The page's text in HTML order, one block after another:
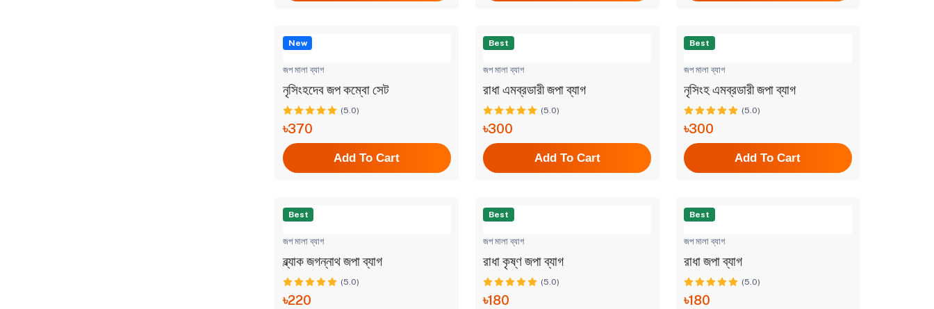
New
জপ মালা ব্যাগ
নৃসিংহদেব জপ কম্বো সেট
(5.0)
৳370
Add To Cart
Best
জপ মালা ব্যাগ
রাধা এমব্রডারী জপা ব্যাগ
(5.0)
৳300
Add To Cart
Best
জপ মালা ব্যাগ
নৃসিংহ এমব্রডারী জপা ব্যাগ
(5.0)
৳300
Add To Cart
Best
জপ মালা ব্যাগ
ব্ল্যাক জগন্নাথ জপা ব্যাগ
(5.0)
৳220
Best
জপ মালা ব্যাগ
রাধা কৃষ্ণ জপা ব্যাগ
(5.0)
৳180
Best
জপ মালা ব্যাগ
রাধা জপা ব্যাগ
(5.0)
৳180